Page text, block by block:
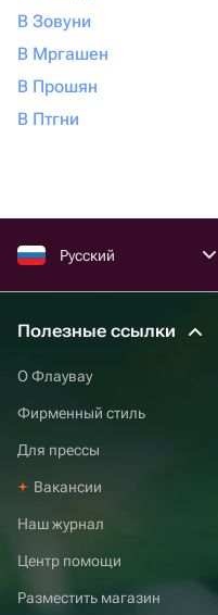
В Зовуни
В Мргашен
В Прошян
В Птгни
Русский
Полезные ссылки
О Флаувау
Фирменный стиль
Для прессы
Вакансии
Наш журнал
Центр помощи
Разместить магазин